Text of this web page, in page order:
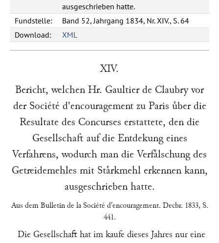
ausgeschrieben hatte.
Fundstelle:
Band 52, Jahrgang 1834, Nr. XIV., S. 64
Download:
XML
XIV.
Bericht, welchen Hr. Gaultier de Claubryvor
der Société d'encouragementzu Paris uͤber die
Resultate des Concurses erstattete, den die
Gesellschaft auf die Entdekung eines
Verfahrens, wodurch man die Verfaͤlschung des
Getreidemehles mit Staͤrkmehl erkennen kann,
ausgeschrieben hatte.
Aus dem Bulletin de la Société d'encouragement. Decbr. 1833, S.
441.
Die Gesellschaft hat im kaufe dieses Jahres nur eine